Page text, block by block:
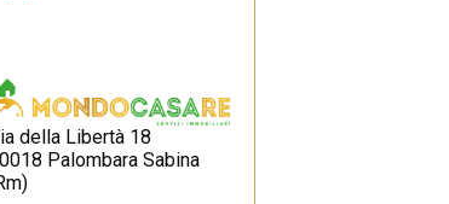
della Libertà 18
Palombara Sabina